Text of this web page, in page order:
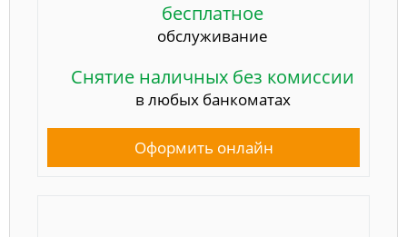
бесплатное
обслуживание
Снятие наличных без комиссии
в любых банкоматах
Оформить онлайн